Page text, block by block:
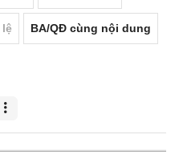
lệ BA/QĐ cùng nội dung